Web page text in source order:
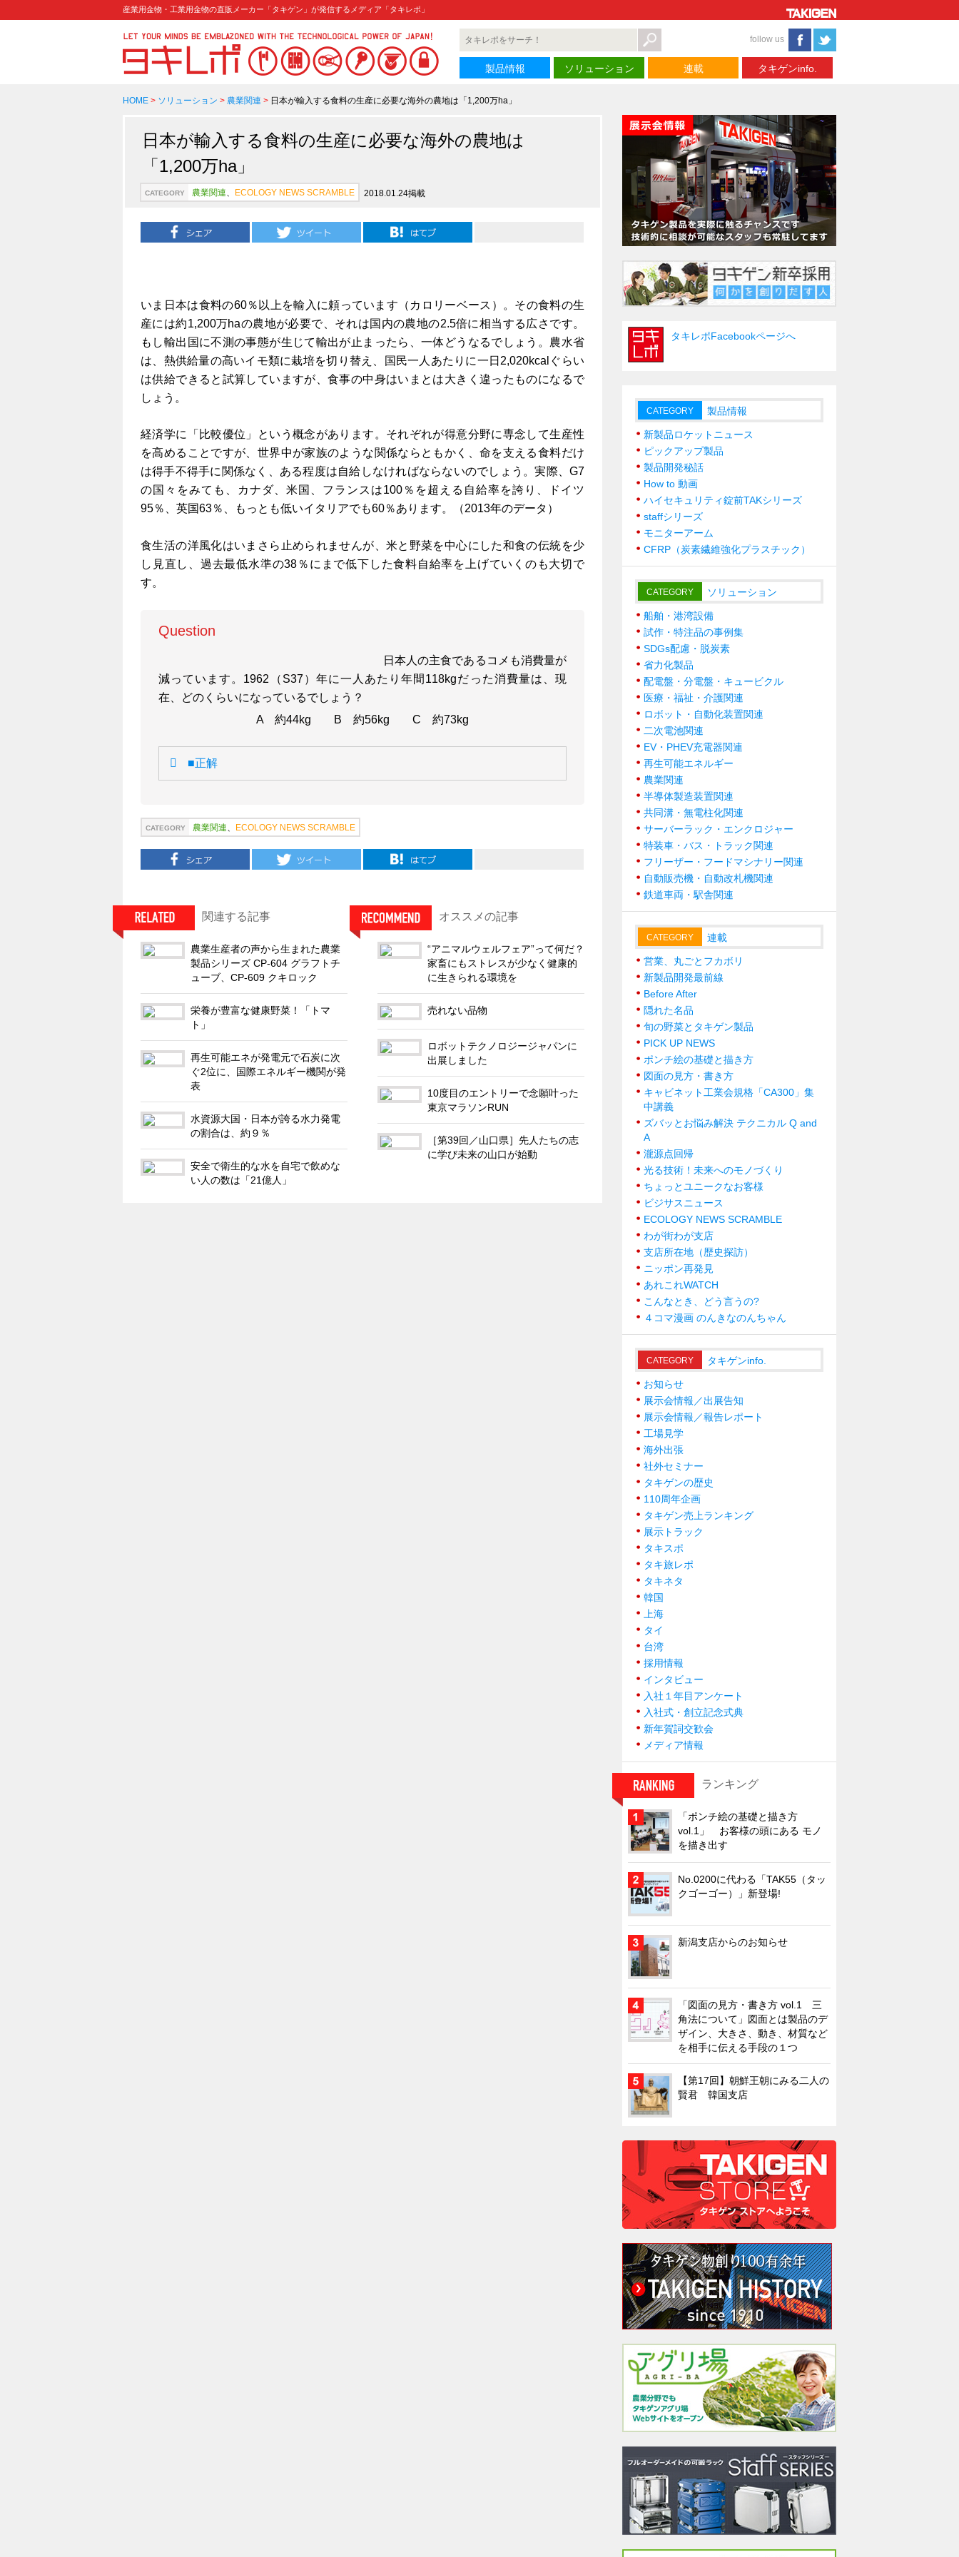
産業用金物・工業用金物の直販メーカー「タキゲン」が発信するメディア「タキレポ」
follow us
製品情報 ソリューション 連載 タキゲンinfo.
HOME > ソリューション > 農業関連 > 日本が輸入する食料の生産に必要な海外の農地は「1,200万ha」
日本が輸入する食料の生産に必要な海外の農地は
「1,200万ha」
CATEGORY 農業関連、 ECOLOGY NEWS SCRAMBLE 2018.01.24掲載
いま日本は食料の60％以上を輸入に頼っています（カロリーベース）。その食料の生
産には約1,200万haの農地が必要で、それは国内の農地の2.5倍に相当する広さです。
もし輸出国に不測の事態が生じて輸出が止まったら、一体どうなるでしょう。農水省
は、熱供給量の高いイモ類に栽培を切り替え、国民一人あたりに一日2,020kcalぐらい
は供給できると試算していますが、食事の中身はいまとは大きく違ったものになるで
しょう。
経済学に「比較優位」という概念があります。それぞれが得意分野に専念して生産性
を高めることですが、世界中が家族のような関係ならともかく、命を支える食料だけ
は得手不得手に関係なく、ある程度は自給しなければならないのでしょう。実際、G7
の国々をみても、カナダ、米国、フランスは100％を超える自給率を誇り、ドイツ
95％、英国63％、もっとも低いイタリアでも60％あります。（2013年のデータ）
食生活の洋風化はいまさら止められませんが、米と野菜を中心にした和食の伝統を少
し見直し、過去最低水準の38％にまで低下した食料自給率を上げていくのも大切で
す。
Question
日本人の主食であるコメも消費量が
減っています。1962（S37）年に一人あたり年間118kgだった消費量は、現
在、どのくらいになっているでしょう？
A 約44kg B 約56kg C 約73kg
■正解
CATEGORY 農業関連、 ECOLOGY NEWS SCRAMBLE
関連する記事
農業生産者の声から生まれた農業
製品シリーズ CP-604 グラフトチ
ューブ、CP-609 クキロック
栄養が豊富な健康野菜！「トマ
ト」
再生可能エネが発電元で石炭に次
ぐ2位に、国際エネルギー機関が発
表
水資源大国・日本が誇る水力発電
の割合は、約９％
安全で衛生的な水を自宅で飲めな
い人の数は「21億人」
オススメの記事
“アニマルウェルフェア”って何だ？
家畜にもストレスが少なく健康的
に生きられる環境を
売れない品物
ロボットテクノロジージャパンに
出展しました
10度目のエントリーで念願叶った
東京マラソンRUN
［第39回／山口県］先人たちの志
に学び未来の山口が始動
タキレポFacebookページへ
CATEGORY 製品情報
新製品ロケットニュース
ピックアップ製品
製品開発秘話
How to 動画
ハイセキュリティ錠前TAKシリーズ
staffシリーズ
モニターアーム
CFRP（炭素繊維強化プラスチック）
CATEGORY ソリューション
船舶・港湾設備
試作・特注品の事例集
SDGs配慮・脱炭素
省力化製品
配電盤・分電盤・キュービクル
医療・福祉・介護関連
ロボット・自動化装置関連
二次電池関連
EV・PHEV充電器関連
再生可能エネルギー
農業関連
半導体製造装置関連
共同溝・無電柱化関連
サーバーラック・エンクロジャー
特装車・バス・トラック関連
フリーザー・フードマシナリー関連
自動販売機・自動改札機関連
鉄道車両・駅舎関連
CATEGORY 連載
営業、丸ごとフカボリ
新製品開発最前線
Before After
隠れた名品
旬の野菜とタキゲン製品
PICK UP NEWS
ポンチ絵の基礎と描き方
図面の見方・書き方
キャビネット工業会規格「CA300」集
中講義
ズバッとお悩み解決 テクニカル Q and
A
瀧源点回帰
光る技術！未来へのモノづくり
ちょっとユニークなお客様
ビジサスニュース
ECOLOGY NEWS SCRAMBLE
わが街わが支店
支店所在地（歴史探訪）
ニッポン再発見
あれこれWATCH
こんなとき、どう言うの?
４コマ漫画 のんきなのんちゃん
CATEGORY タキゲンinfo.
お知らせ
展示会情報／出展告知
展示会情報／報告レポート
工場見学
海外出張
社外セミナー
タキゲンの歴史
110周年企画
タキゲン売上ランキング
展示トラック
タキスポ
タキ旅レポ
タキネタ
韓国
上海
タイ
台湾
採用情報
インタビュー
入社１年目アンケート
入社式・創立記念式典
新年賀詞交歓会
メディア情報
ランキング
「ポンチ絵の基礎と描き方
vol.1」 お客様の頭にある モノ
を描き出す
No.0200に代わる「TAK55（タッ
クゴーゴー）」新登場!
新潟支店からのお知らせ
「図面の見方・書き方 vol.1 三
角法について」図面とは製品のデ
ザイン、大きさ、動き、材質など
を相手に伝える手段の１つ
【第17回】朝鮮王朝にみる二人の
賢君 韓国支店